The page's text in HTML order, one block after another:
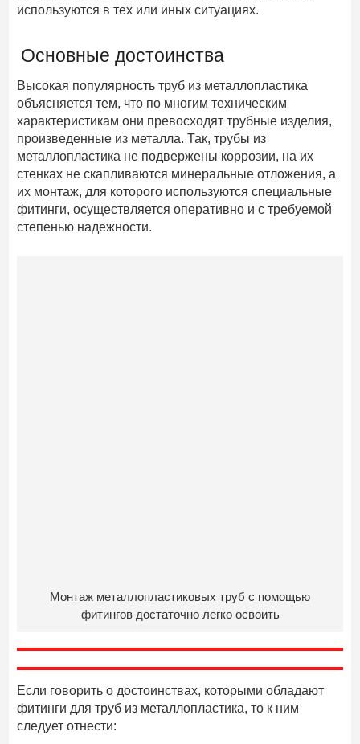
используются в тех или иных ситуациях.
Основные достоинства
Высокая популярность труб из металлопластика
объясняется тем, что по многим техническим
характеристикам они превосходят трубные изделия,
произведенные из металла. Так, трубы из
металлопластика не подвержены коррозии, на их
стенках не скапливаются минеральные отложения, а
их монтаж, для которого используются специальные
фитинги, осуществляется оперативно и с требуемой
степенью надежности.
Монтаж металлопластиковых труб с помощью
фитингов достаточно легко освоить
Если говорить о достоинствах, которыми обладают
фитинги для труб из металлопластика, то к ним
следует отнести: